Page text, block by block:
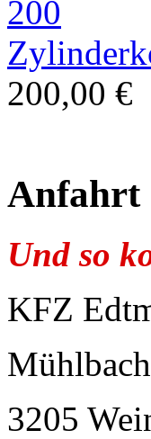
200,00 €
Anfahrt
Und so
KFZ
3205